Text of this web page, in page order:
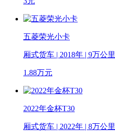
五菱荣光小卡
厢式货车 | 2018年 | 9万公里
1.88万元
2022年金杯T30
厢式货车 | 2022年 | 8万公里